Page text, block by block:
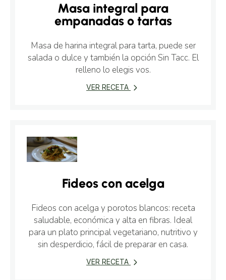
Masa integral para
empanadas o tartas
Masa de harina integral para tarta, puede ser
salada o dulce y también la opción Sin Tacc. El
relleno lo elegis vos.
VER RECETA
Fideos con acelga
Fideos con acelga y porotos blancos: receta
saludable, económica y alta en fibras. Ideal
para un plato principal vegetariano, nutritivo y
sin desperdicio, fácil de preparar en casa.
VER RECETA